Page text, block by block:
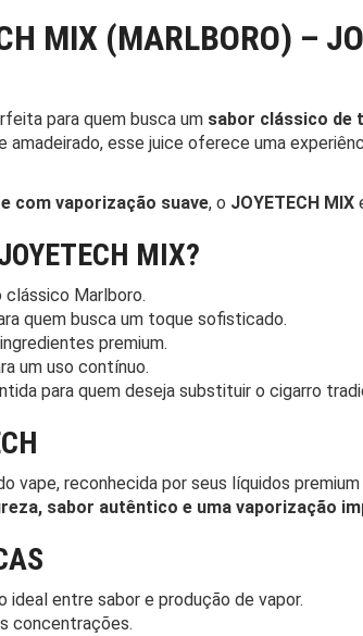
MIX (MARLBORO) –
para quem busca um sabor clássico de
esse juice oferece uma
com vaporização suave, o JOYETECH MIX
MIX?
clássico Marlboro.
quem busca um toque sofisticado.
premium.
um uso contínuo.
para quem deseja substituir o cigarro
vape, reconhecida por seus líquidos
sabor autêntico e uma vaporização
ideal entre sabor e produção de vapor.
concentrações.